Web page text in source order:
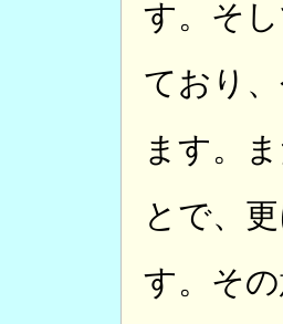
す。そ
ており
ます。
とで、
す。そ